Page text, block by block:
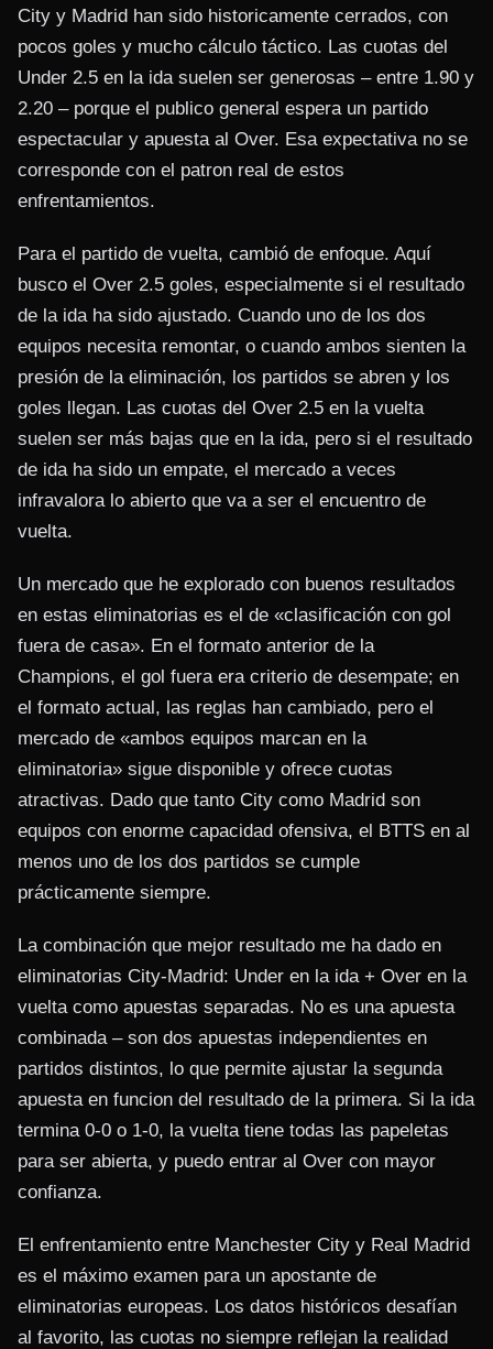
City y Madrid han sido historicamente cerrados, con
pocos goles y mucho cálculo táctico. Las cuotas del
Under 2.5 en la ida suelen ser generosas – entre 1.90 y
2.20 – porque el publico general espera un partido
espectacular y apuesta al Over. Esa expectativa no se
corresponde con el patron real de estos
enfrentamientos.
Para el partido de vuelta, cambió de enfoque. Aquí
busco el Over 2.5 goles, especialmente si el resultado
de la ida ha sido ajustado. Cuando uno de los dos
equipos necesita remontar, o cuando ambos sienten la
presión de la eliminación, los partidos se abren y los
goles llegan. Las cuotas del Over 2.5 en la vuelta
suelen ser más bajas que en la ida, pero si el resultado
de ida ha sido un empate, el mercado a veces
infravalora lo abierto que va a ser el encuentro de
vuelta.
Un mercado que he explorado con buenos resultados
en estas eliminatorias es el de «clasificación con gol
fuera de casa». En el formato anterior de la
Champions, el gol fuera era criterio de desempate; en
el formato actual, las reglas han cambiado, pero el
mercado de «ambos equipos marcan en la
eliminatoria» sigue disponible y ofrece cuotas
atractivas. Dado que tanto City como Madrid son
equipos con enorme capacidad ofensiva, el BTTS en al
menos uno de los dos partidos se cumple
prácticamente siempre.
La combinación que mejor resultado me ha dado en
eliminatorias City-Madrid: Under en la ida + Over en la
vuelta como apuestas separadas. No es una apuesta
combinada – son dos apuestas independientes en
partidos distintos, lo que permite ajustar la segunda
apuesta en funcion del resultado de la primera. Si la ida
termina 0-0 o 1-0, la vuelta tiene todas las papeletas
para ser abierta, y puedo entrar al Over con mayor
confianza.
El enfrentamiento entre Manchester City y Real Madrid
es el máximo examen para un apostante de
eliminatorias europeas. Los datos históricos desafían
al favorito, las cuotas no siempre reflejan la realidad